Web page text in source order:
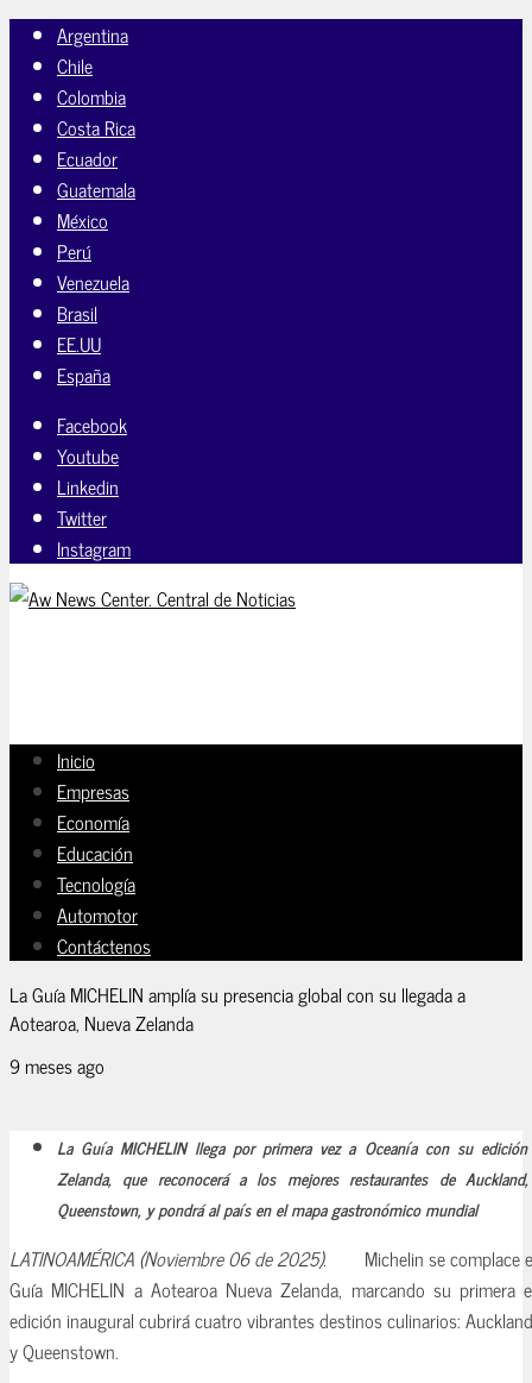
Argentina
Chile
Colombia
Costa Rica
Ecuador
Guatemala
México
Perú
Venezuela
Brasil
EE.UU
España
Facebook
Youtube
Linkedin
Twitter
Instagram
Inicio
Empresas
Economía
Educación
Tecnología
Automotor
Contáctenos
La Guía MICHELIN amplía su presencia global con su llegada a
Aotearoa, Nueva Zelanda
9 meses ago
La Guía MICHELIN llega por primera vez a Oceanía con su
Zelanda, que reconocerá a los mejores restaurantes de
Queenstown, y pondrá al país en el mapa gastronómico mundial
LATINOAMÉRICA (Noviembre 06 de 2025). Michelin se complace
Guía MICHELIN a Aotearoa Nueva Zelanda, marcando su primera
edición inaugural cubrirá cuatro vibrantes destinos culinarios:
y Queenstown.